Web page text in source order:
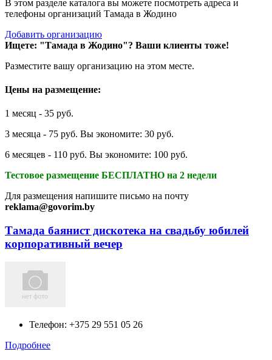
В этом разделе каталога вы можете посмотреть адреса и
телефоны организаций Тамада в Жодино
Добавить организацию
Ищете: "Тамада в Жодино"? Ваши клиенты тоже!
Разместите вашу организацию на этом месте.
Цены на размещение:
1 месяц - 35 руб.
3 месяца - 75 руб. Вы экономите: 30 руб.
6 месяцев - 110 руб. Вы экономите: 100 руб.
Тестовое размещение БЕСПЛАТНО на 2 недели
Для размещения напишите письмо на почту
reklama@govorim.by
Тамада баянист дискотека на свадьбу юбилей
корпоративный вечер
Телефон: +375 29 551 05 26
Подробнее